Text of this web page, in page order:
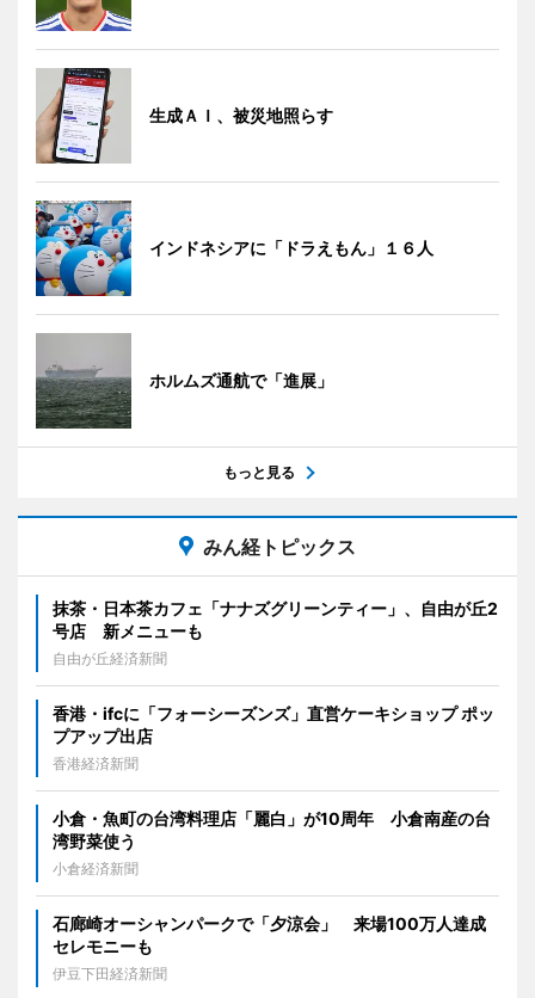
生成ＡＩ、被災地照らす
インドネシアに「ドラえもん」１６人
ホルムズ通航で「進展」
もっと見る
みん経トピックス
抹茶・日本茶カフェ「ナナズグリーンティー」、自由が丘2
号店 新メニューも
自由が丘経済新聞
香港・ifcに「フォーシーズンズ」直営ケーキショップ ポッ
プアップ出店
香港経済新聞
小倉・魚町の台湾料理店「麗白」が10周年 小倉南産の台
湾野菜使う
小倉経済新聞
石廊崎オーシャンパークで「夕涼会」 来場100万人達成
セレモニーも
伊豆下田経済新聞